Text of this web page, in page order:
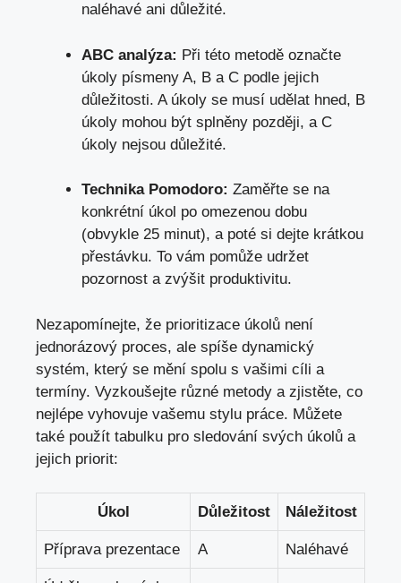
naléhavé ani důležité.
ABC analýza: Při této metodě označte
úkoly písmeny A, B a C podle jejich
důležitosti. A úkoly se musí udělat hned, B
úkoly mohou být splněny později, a C
úkoly nejsou důležité.
Technika Pomodoro: Zaměřte se na
konkrétní úkol po omezenou dobu
(obvykle 25 minut), a poté si dejte krátkou
přestávku. To vám pomůže udržet
pozornost a zvýšit produktivitu.
Nezapomínejte, že prioritizace úkolů není
jednorázový proces, ale spíše dynamický
systém, který se mění spolu s vašimi cíli a
termíny. Vyzkoušejte různé metody a zjistěte, co
nejlépe vyhovuje vašemu stylu práce. Můžete
také použít tabulku pro sledování svých úkolů a
jejich priorit:
Úkol Důležitost Náležitost
Příprava prezentace A Naléhavé